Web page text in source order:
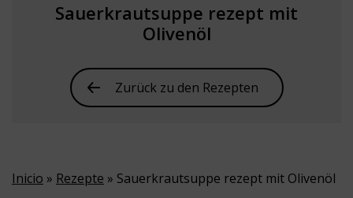
Sauerkrautsuppe rezept mit
Olivenöl
Zurück zu den Rezepten
Inicio » Rezepte » Sauerkrautsuppe rezept mit Olivenöl